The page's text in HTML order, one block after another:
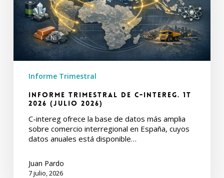
(Julio
2026)
Informe Trimestral
Informe Trimestral de C-intereg. 1T
2026 (Julio 2026)
C-intereg ofrece la base de datos más amplia
sobre comercio interregional en España, cuyos
datos anuales está disponible…
Juan Pardo
7 julio, 2026